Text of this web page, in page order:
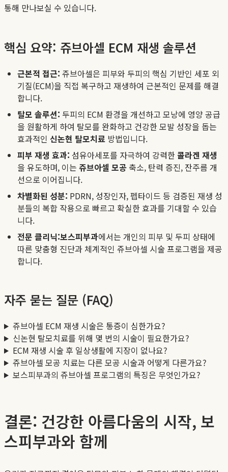
통해 만나보실 수 있습니다.
핵심 요약: 쥬브아셀 ECM 재생 솔루션
근본적 접근: 쥬브아셀은 피부와 두피의 핵심 기반인 세포 외
기질(ECM)을 직접 복구하고 재생하여 근본적인 문제를 해결
합니다.
탈모 솔루션: 두피의 ECM 환경을 개선하고 모낭에 영양 공급
을 원활하게 하여 탈모를 완화하고 건강한 모발 성장을 돕는
효과적인 신논현 탈모치료 방법입니다.
피부 재생 효과: 섬유아세포를 자극하여 강력한 콜라겐 재생
을 유도하며, 이는 쥬브아셀 모공 축소, 탄력 증진, 잔주름 개
선으로 이어집니다.
차별화된 성분: PDRN, 성장인자, 펩타이드 등 검증된 재생 성
분들의 복합 작용으로 빠르고 확실한 효과를 기대할 수 있습
니다.
전문 클리닉:보스피부과에서는 개인의 피부 및 두피 상태에
따른 맞춤형 진단과 체계적인 쥬브아셀 시술 프로그램을 제공
합니다.
자주 묻는 질문 (FAQ)
쥬브아셀 ECM 재생 시술은 통증이 심한가요?
신논현 탈모치료를 위해 몇 번의 시술이 필요한가요?
ECM 재생 시술 후 일상생활에 지장이 없나요?
쥬브아셀 모공 치료는 다른 모공 시술과 어떻게 다른가요?
보스피부과의 쥬브아셀 프로그램의 특징은 무엇인가요?
결론: 건강한 아름다움의 시작, 보
스피부과와 함께